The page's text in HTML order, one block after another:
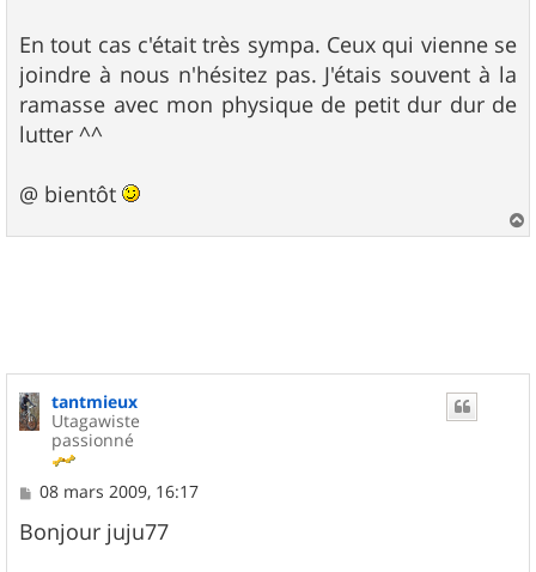
En tout cas c'était très sympa. Ceux qui vienne se
joindre à nous n'hésitez pas. J'étais souvent à la
ramasse avec mon physique de petit dur dur de
lutter ^^
@ bientôt
a
tantmieux
Utagawiste
passionné
M
s
s
08 mars 2009, 16:17
Bonjour juju77